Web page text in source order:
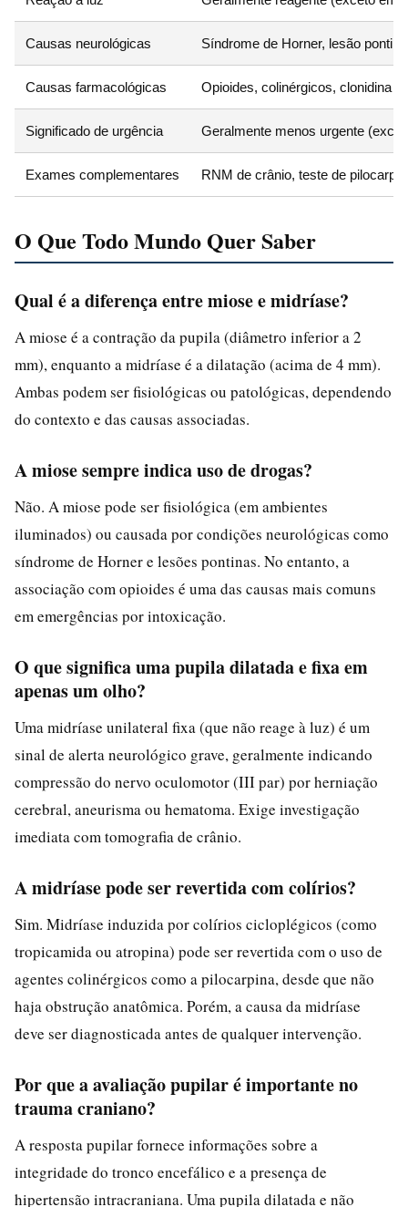
Causas neurológicas Síndrome de Horner, lesão pontina
Causas farmacológicas Opioides, colinérgicos, clonidina
Significado de urgência Geralmente menos urgente
Exames complementares RNM de crânio, teste de
O Que Todo Mundo Quer Saber
Qual é a diferença entre miose e midríase?
A miose é a contração da pupila (diâmetro inferior a 2
mm), enquanto a midríase é a dilatação (acima de 4 mm).
Ambas podem ser fisiológicas ou patológicas, dependendo
do contexto e das causas associadas.
A miose sempre indica uso de drogas?
Não. A miose pode ser fisiológica (em ambientes
iluminados) ou causada por condições neurológicas como
síndrome de Horner e lesões pontinas. No entanto, a
associação com opioides é uma das causas mais comuns
em emergências por intoxicação.
O que significa uma pupila dilatada e fixa em
apenas um olho?
Uma midríase unilateral fixa (que não reage à luz) é um
sinal de alerta neurológico grave, geralmente indicando
compressão do nervo oculomotor (III par) por herniação
cerebral, aneurisma ou hematoma. Exige investigação
imediata com tomografia de crânio.
A midríase pode ser revertida com colírios?
Sim. Midríase induzida por colírios cicloplégicos (como
tropicamida ou atropina) pode ser revertida com o uso de
agentes colinérgicos como a pilocarpina, desde que não
haja obstrução anatômica. Porém, a causa da midríase
deve ser diagnosticada antes de qualquer intervenção.
Por que a avaliação pupilar é importante no
trauma craniano?
A resposta pupilar fornece informações sobre a
integridade do tronco encefálico e a presença de
hipertensão intracraniana. Uma pupila dilatada e não